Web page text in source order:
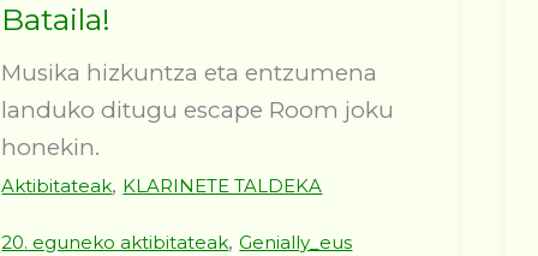
Bataila!
Musika hizkuntza eta entzumena
landuko ditugu escape Room joku
honekin.
Aktibitateak, KLARINETE TALDEKA
20. eguneko aktibitateak,Genially_eus